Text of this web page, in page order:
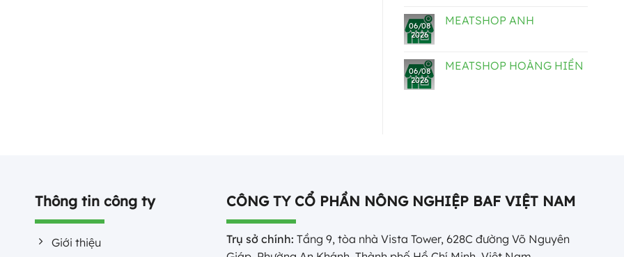
06/08
2026
MEATSHOP ANH
06/08
2026
MEATSHOP HOÀNG HIỀN
Thông tin công ty
Giới thiệu
CÔNG TY CỔ PHẦN NÔNG NGHIỆP BAF VIỆT NAM
Trụ sở chính: Tầng 9, tòa nhà Vista Tower, 628C đường Võ Nguyên